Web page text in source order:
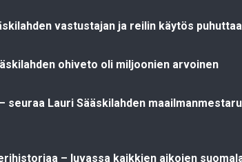
vastustajan ja reilin käytös puhuttaa
ohiveto oli miljoonien arvoinen
seuraa Lauri Sääskilahden
– luvassa kaikkien aikojen